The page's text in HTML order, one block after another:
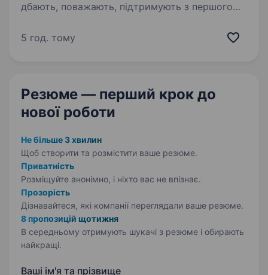
дбають, поважають, підтримують з першого
мережі «Аптека 9−1−1»! Ми — українська
5 год. тому
Резюме — перший крок до
нової роботи
Не більше 3 хвилин
Щоб створити та розмістити ваше резюме.
Приватність
Розміщуйте анонімно, і ніхто вас не впізнає.
Прозорість
Дізнавайтеся, які компанії переглядали ваше резюме.
8 пропозицій щотижня
В середньому отримують шукачі з резюме і обирають
найкращі.
Ваші ім'я та прізвище